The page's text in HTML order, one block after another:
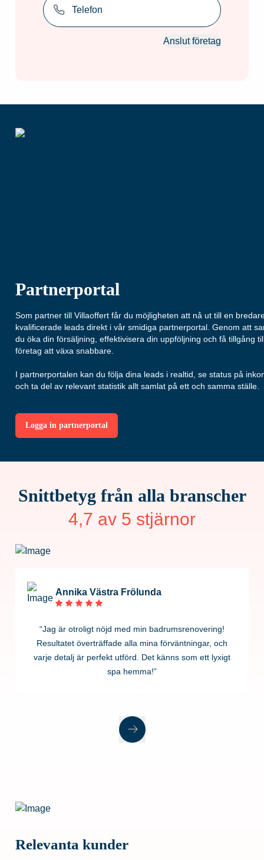
Anslut företag
Partnerportal
Som partner till Villaoffert får du möjligheten att nå ut till en
kvalificerade leads direkt i vår smidiga partnerportal. Genom att
du öka din försäljning, effektivisera din uppföljning och få tillgång
företag att växa snabbare.
I partnerportalen kan du följa dina leads i realtid, se status på
och ta del av relevant statistik allt samlat på ett och samma ställe.
Logga in partnerportal
Snittbetyg från alla branscher
4,7 av 5 stjärnor
Annika Västra Frölunda
“Jag är otroligt nöjd med min badrumsrenovering!
Resultatet överträffade alla mina förväntningar, och
varje detalj är perfekt utförd. Det känns som ett lyxigt
spa hemma!”
Relevanta kunder